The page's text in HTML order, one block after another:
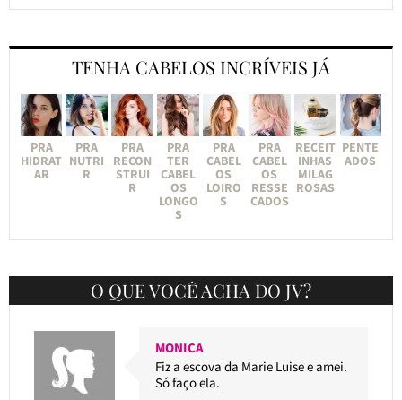
TENHA CABELOS INCRÍVEIS JÁ
PRA
HIDRAT
AR
PRA
NUTRI
R
PRA
RECON
STRUI
R
PRA
TER
CABEL
OS
LONGO
S
PRA
CABEL
OS
LOIRO
S
PRA
CABEL
OS
RESSE
CADOS
RECEIT
INHAS
MILAG
ROSAS
PENTE
ADOS
O QUE VOCÊ ACHA DO JV?
MONICA
Fiz a escova da Marie Luise e amei.
Só faço ela.